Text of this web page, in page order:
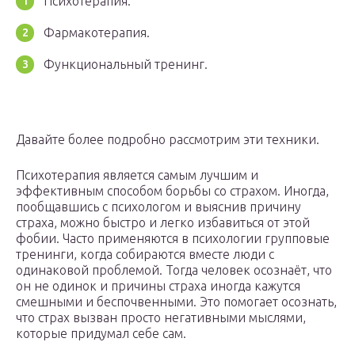
Фармакотерапия.
Функциональный тренинг.
Давайте более подробно рассмотрим эти техники.
Психотерапия является самым лучшим и
эффективным способом борьбы со страхом. Иногда,
пообщавшись с психологом и выяснив причину
страха, можно быстро и легко избавиться от этой
фобии. Часто применяются в психологии групповые
тренинги, когда собираются вместе люди с
одинаковой проблемой. Тогда человек осознаёт, что
он не одинок и причины страха иногда кажутся
смешными и беспочвенными. Это помогает осознать,
что страх вызван просто негативными мыслями,
которые придумал себе сам.